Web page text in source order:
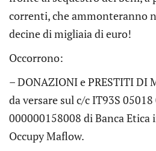
correnti, che ammonteranno
decine di migliaia di euro!
Occorrono:
– DONAZIONI e PRESTITI DI
da versare sul c/c IT93S
000000158008 di Banca Etica
Occupy Maflow.